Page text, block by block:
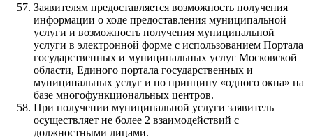
Заявителям предоставляется возможность получения
информации о ходе предоставления муниципальной
услуги и возможность получения муниципальной
услуги в электронной форме с использованием Портала
государственных и муниципальных услуг Московской
области, Единого портала государственных и
муниципальных услуг и по принципу «одного окна» на
базе многофункциональных центров.
При получении муниципальной услуги заявитель
осуществляет не более 2 взаимодействий с
должностными лицами.